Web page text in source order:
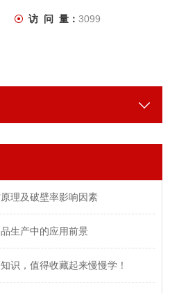
访 问 量： 3099
理及破壁率影响因素
生产中的应用前景
识，值得收藏起来慢慢学！